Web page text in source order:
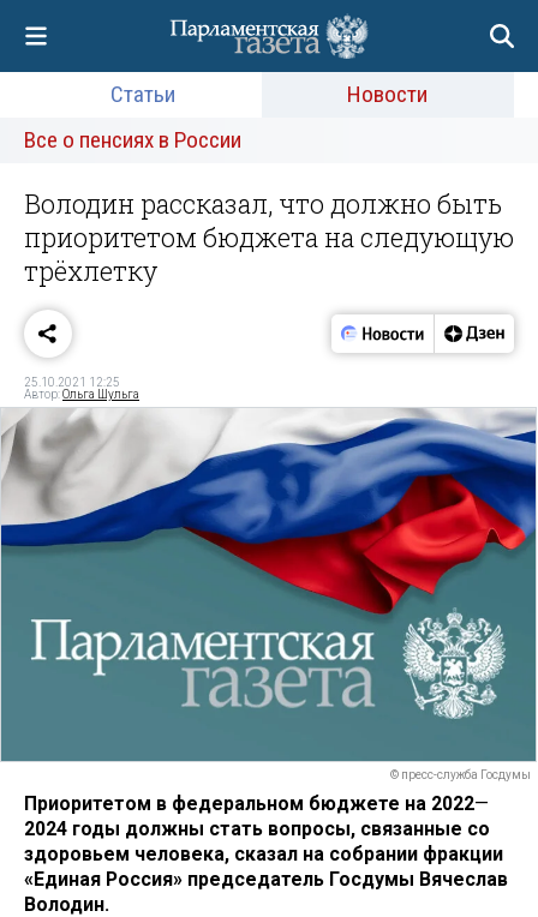
Статьи
Новости
Все о пенсиях в России
Володин рассказал, что должно быть
приоритетом бюджета на следующую
трёхлетку
25.10.2021 12:25
Автор:Ольга Шульга
© пресс-служба Госдумы
Приоритетом в федеральном бюджете на 2022—
2024 годы должны стать вопросы, связанные со
здоровьем человека, сказал на собрании фракции
«Единая Россия» председатель Госдумы Вячеслав
Володин.